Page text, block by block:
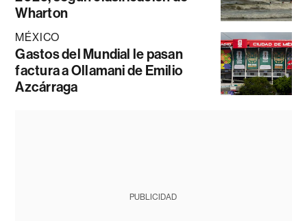
Wharton
MÉXICO
Gastos del Mundial le pasan
factura a Ollamani de Emilio
Azcárraga
PUBLICIDAD